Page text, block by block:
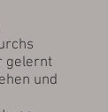
gelernt
und